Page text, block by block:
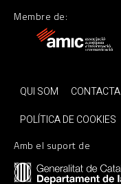
Membre de:
QUI SOM CONTACTA
POLÍTICA DE COOKIES
Amb el suport de